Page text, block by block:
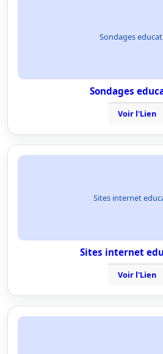
Sondages
Sondages
Voir l'Lien
Sites internet
Sites internet
Voir l'Lien